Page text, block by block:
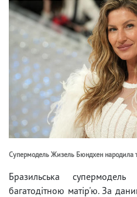
Супермодель Жизель Бюндхен народила
Бразильська
багатодітною матір'ю. За